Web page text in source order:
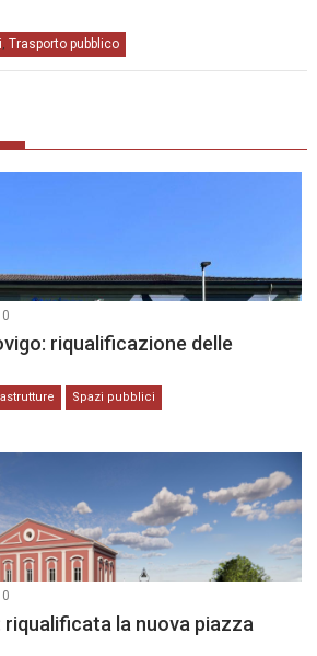
,Trasporto pubblico
0
riqualificazione delle
Spazi pubblici
0
la nuova piazza